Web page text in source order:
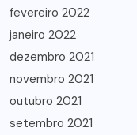
fevereiro 2022
janeiro 2022
dezembro 2021
novembro 2021
outubro 2021
setembro 2021